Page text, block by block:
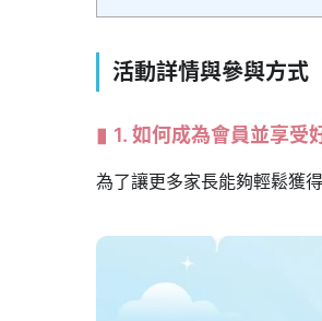
活動詳情與參與方式
1. 如何成為會員並享受
為了讓更多家長能夠輕鬆獲